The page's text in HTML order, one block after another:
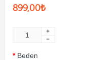
899,00₺
Beden